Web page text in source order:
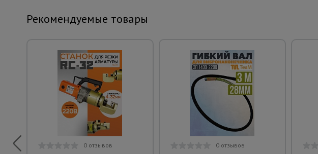
Рекомендуемые товары
0 отзывов 0 отзывов